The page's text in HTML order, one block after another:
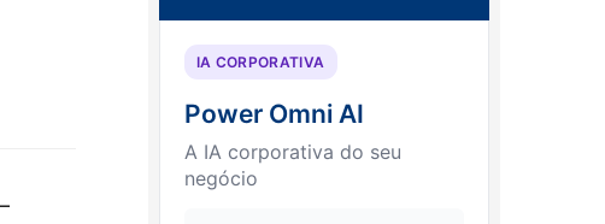
IA CORPORATIVA
Power Omni AI
A IA corporativa do seu
negócio